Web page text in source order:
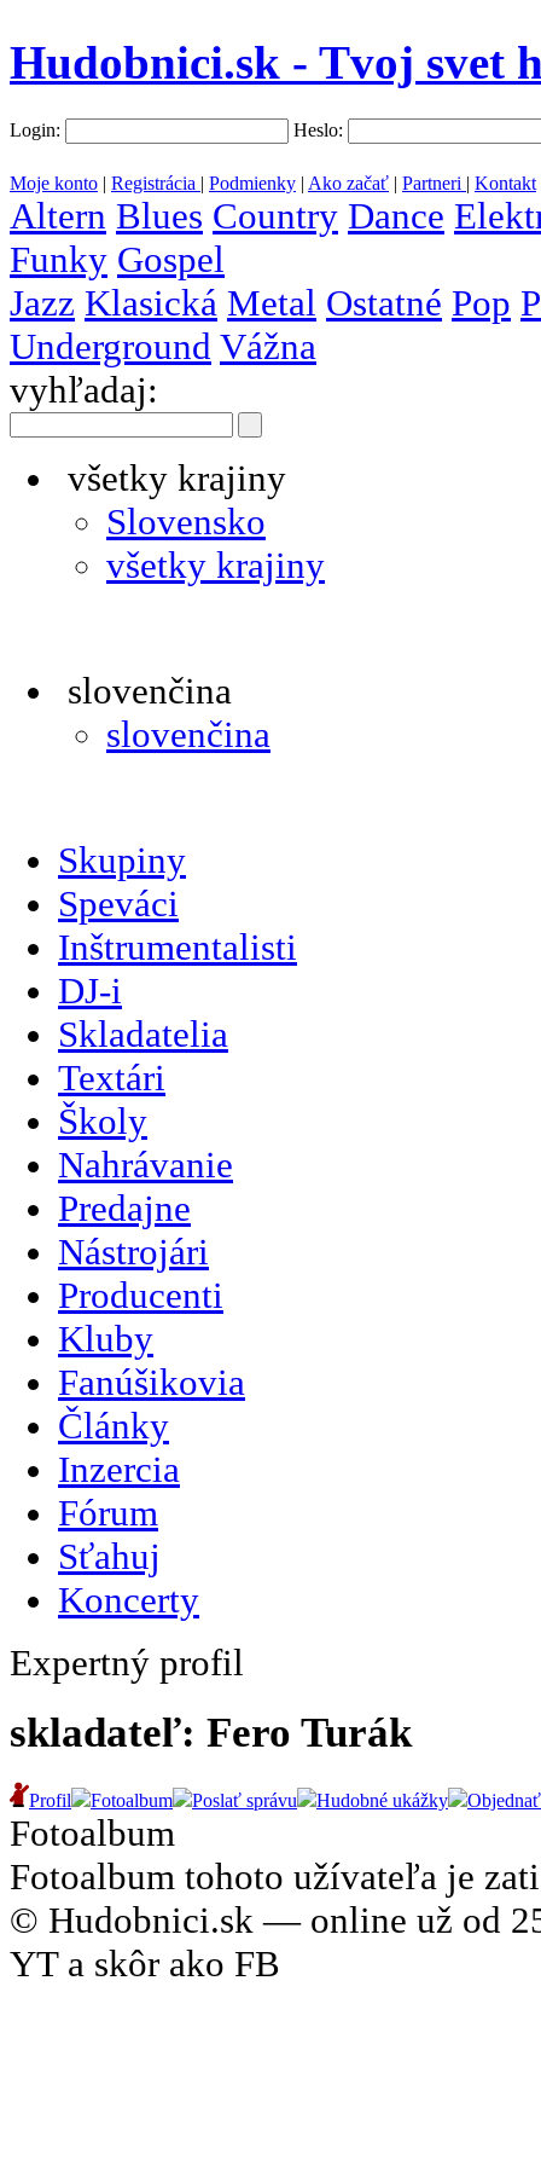
Hudobnici.sk - Tvoj svet
Login: Heslo:
Moje konto | Registrácia | Podmienky | Ako začať | Partneri | Kontakt
Altern Blues Country Dance
Funky Gospel
Jazz Klasická Metal Ostatné Pop
Underground Vážna
vyhľadaj:
všetky krajiny
Slovensko
všetky krajiny
slovenčina
slovenčina
Skupiny
Speváci
Inštrumentalisti
DJ-i
Skladatelia
Textári
Školy
Nahrávanie
Predajne
Nástrojári
Producenti
Kluby
Fanúšikovia
Články
Inzercia
Fórum
Sťahuj
Koncerty
Expertný profil
skladateľ: Fero Turák
Profil Fotoalbum Poslať správu Hudobné ukážky Objednať
Fotoalbum
Fotoalbum tohoto užívateľa je
© Hudobnici.sk — online už od
YT a skôr ako FB